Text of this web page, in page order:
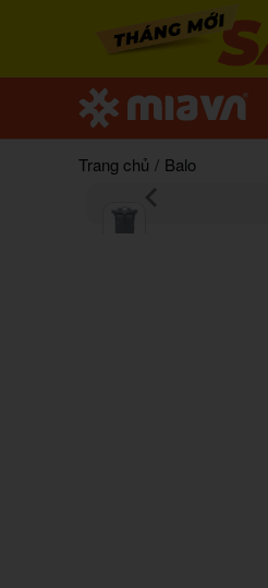
Trang chủ / Balo